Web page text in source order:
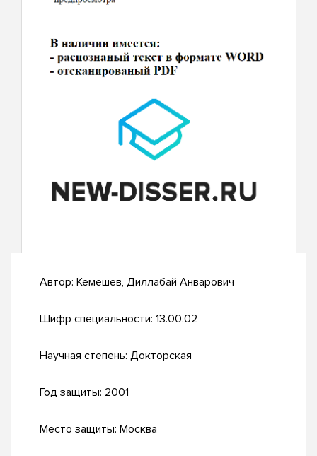
Автор: Кемешев, Диллабай Анварович
Шифр специальности: 13.00.02
Научная степень: Докторская
Год защиты: 2001
Место защиты: Москва